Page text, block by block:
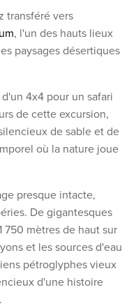
transféré vers
, l'un des hauts lieux
paysages désertiques
4x4 pour un safari
de cette excursion,
de sable et de
où la nature joue
presque intacte,
De gigantesques
750 mètres de haut sur
et les sources d'eau
pétroglyphes vieux
d'une histoire